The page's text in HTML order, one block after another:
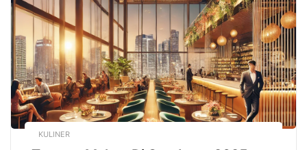
aset dan investasi. Pengenalan teknologi baru tidak
hanya meningkatkan kenyamanan dan efisiensi, […]
KULINER